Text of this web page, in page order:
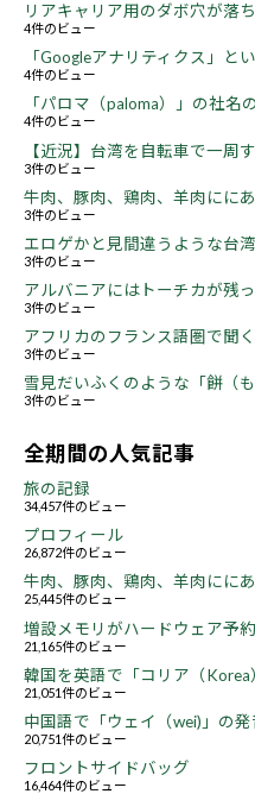
リアキャリア用のダボ穴が落
4件のビュー
「Googleアナリティクス」と
4件のビュー
「パロマ（paloma）」の社名
4件のビュー
【近況】台湾を自転車で一周
3件のビュー
牛肉、豚肉、鶏肉、羊肉にに
3件のビュー
エロゲかと見間違うような台
3件のビュー
アルバニアにはトーチカが残
3件のビュー
アフリカのフランス語圏で聞
3件のビュー
雪見だいふくのような「餅（
3件のビュー
全期間の人気記事
旅の記録
34,457件のビュー
プロフィール
26,872件のビュー
牛肉、豚肉、鶏肉、羊肉にに
25,445件のビュー
増設メモリがハードウェア予
21,165件のビュー
韓国を英語で「コリア（
21,051件のビュー
中国語で「ウェイ（wei)」の発
20,751件のビュー
フロントサイドバッグ
16,464件のビュー